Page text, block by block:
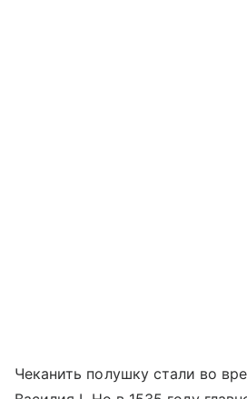
Чеканить полушку стали во